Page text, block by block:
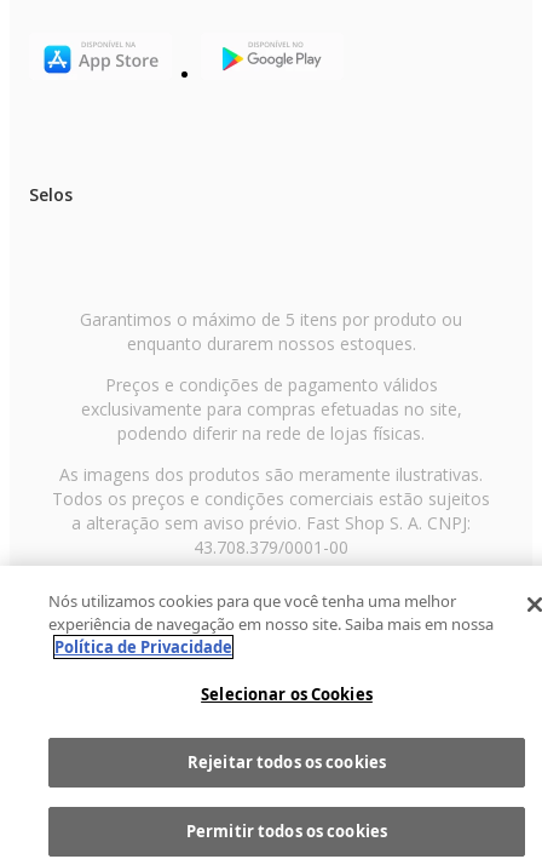
Comprar
Selos
Garantimos o máximo de 5 itens por produto ou
enquanto durarem nossos estoques.
Preços e condições de pagamento válidos
exclusivamente para compras efetuadas no site,
podendo diferir na rede de lojas físicas.
As imagens dos produtos são meramente ilustrativas.
Todos os preços e condições comerciais estão sujeitos
a alteração sem aviso prévio. Fast Shop S. A. CNPJ:
43.708.379/0001-00
Paulo/SP, CEP 02029-001, Telefone: 11 3003-3728 ©
2013 Fast Shop - Todos os direitos reservadosRF
Nós utilizamos cookies para que você tenha uma melhor
experiência de navegação em nosso site. Saiba mais em nossa
Política de Privacidade
Selecionar os Cookies
Rejeitar todos os cookies
Permitir todos os cookies